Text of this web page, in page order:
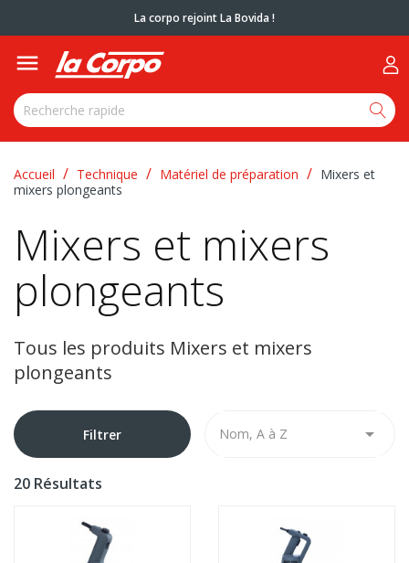
La corpo rejoint La Bovida !

Accueil Technique Matériel de préparation
Mixers et
mixers plongeants
Mixers et mixers
plongeants
Tous les produits Mixers et mixers
plongeants
Filtrer Nom, A à Z 
20 Résultats